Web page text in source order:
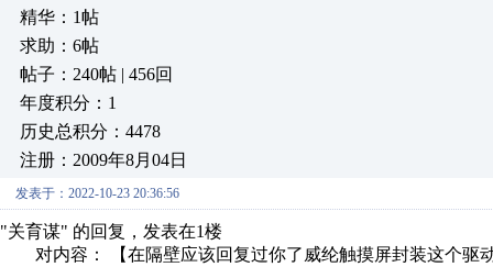
精华：1帖
求助：6帖
帖子：240帖 | 456回
年度积分：1
历史总积分：4478
注册：2009年8月04日
发表于：2022-10-23 20:36:56
"关育谋" 的回复，发表在1楼
对内容： 【在隔壁应该回复过你了威纶触摸屏封装这个驱